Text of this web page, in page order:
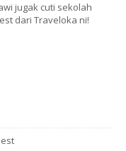
jugak cuti sekolah
dari Traveloka ni!